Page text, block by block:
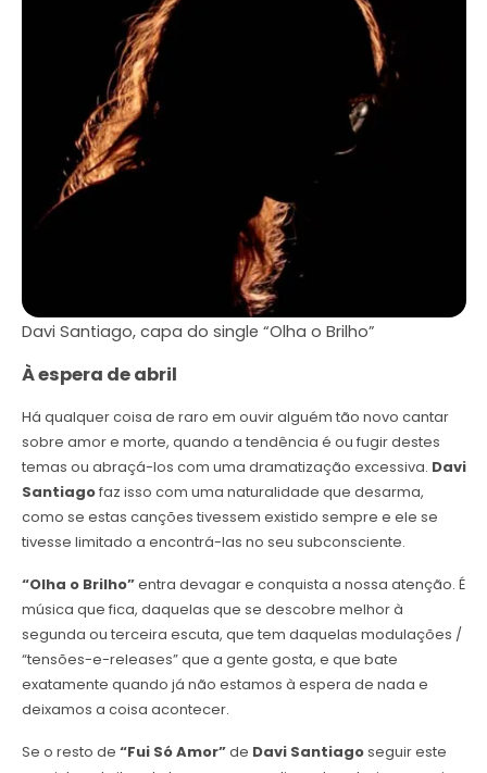
Davi Santiago, capa do single “Olha o Brilho”
À espera de abril
Há qualquer coisa de raro em ouvir alguém tão novo cantar
sobre amor e morte, quando a tendência é ou fugir destes
temas ou abraçá-los com uma dramatização excessiva. Davi
Santiagofaz isso com uma naturalidade que desarma,
como se estas canções tivessem existido sempre e ele se
tivesse limitado a encontrá-las no seu subconsciente.
“Olha o Brilho”entra devagar e conquista a nossa atenção. É
música que fica, daquelas que se descobre melhor à
segunda ou terceira escuta, que tem daquelas modulações /
“tensões-e-releases” que a gente gosta, e que bate
exatamente quando já não estamos à espera de nada e
deixamos a coisa acontecer.
Se o resto de “Fui Só Amor”de Davi Santiagoseguir este